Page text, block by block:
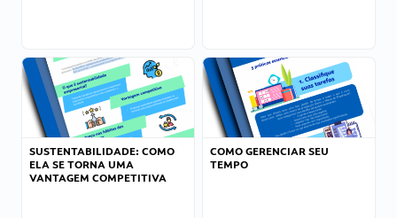
SUSTENTABILIDADE: COMO
ELA SE TORNA UMA
VANTAGEM COMPETITIVA
COMO GERENCIAR SEU
TEMPO